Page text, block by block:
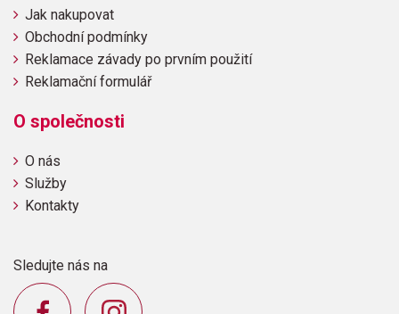
Jak nakupovat
Obchodní podmínky
Reklamace závady po prvním použití
Reklamační formulář
O společnosti
O nás
Služby
Kontakty
Sledujte nás na